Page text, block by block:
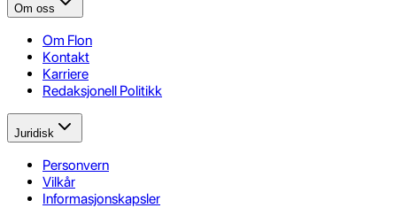
Om oss
Om Flon
Kontakt
Karriere
Redaksjonell Politikk
Juridisk
Personvern
Vilkår
Informasjonskapsler